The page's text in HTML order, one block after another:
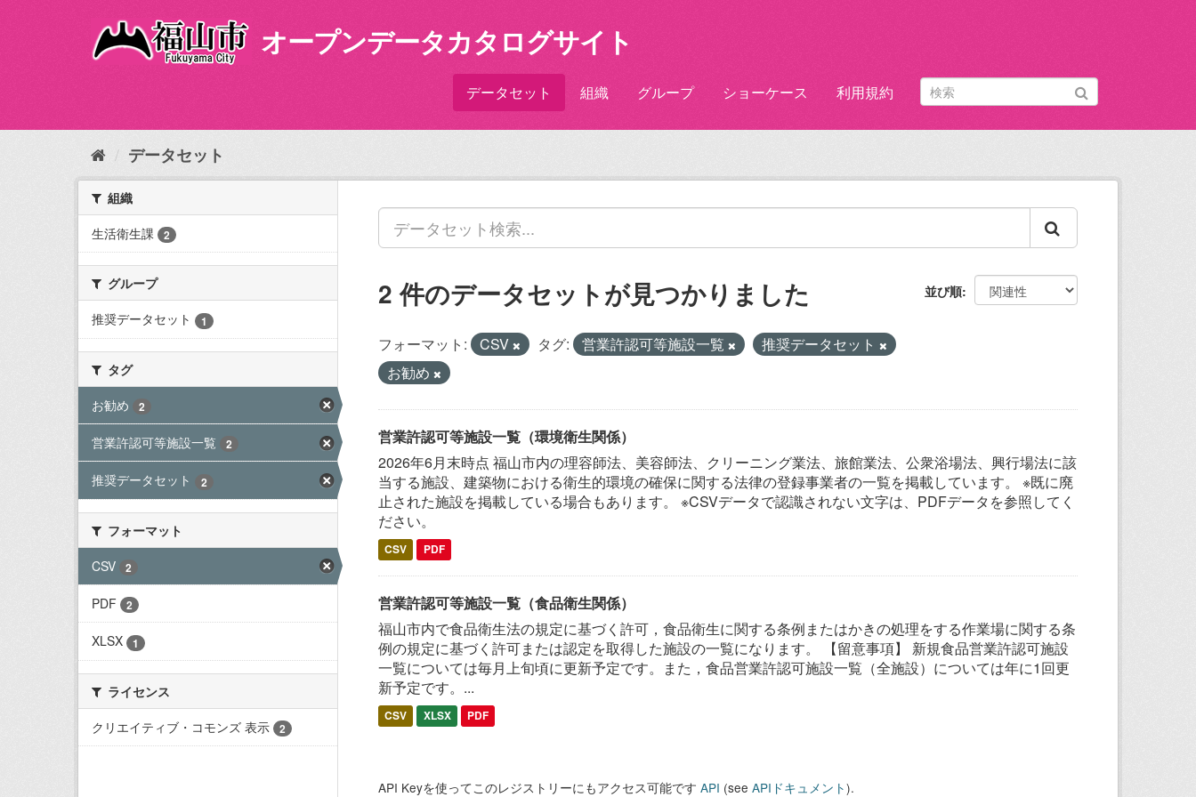
内
オープンデータカタログサイト
データセット 組織 グループ ショーケース 利用規約
データセット
組織
生活衛生課
2
グループ
推奨データセット
1
タグ
お勧め
2
営業許認可等施設一覧 2
推奨データセット 2
フォーマット
CSV
2
PDF 2
XLSX 1
ライセンス
クリエイティブ・コモンズ 表示
2
並び順
2 件のデータセットが見つかりました
フォーマット: CSV タグ: 営業許認可等施設一覧
推奨データセット
お勧め
営業許認可等施設一覧（環境衛生関係）
2026年6月末時点 福山市内の理容師法、美容師法、クリーニング業法、旅館業法、公衆浴場法、興行場法に該
当する施設、建築物における衛生的環境の確保に関する法律の登録事業者の一覧を掲載しています。 ※既に廃
止された施設を掲載している場合もあります。 ※CSVデータで認識されない文字は、PDFデータを参照してく
ださい。
CSV PDF
営業許認可等施設一覧（食品衛生関係）
福山市内で食品衛生法の規定に基づく許可，食品衛生に関する条例またはかきの処理をする作業場に関する条
例の規定に基づく許可または認定を取得した施設の一覧になります。 【留意事項】 新規食品営業許認可施設
一覧については毎月上旬頃に更新予定です。また，食品営業許認可施設一覧（全施設）については年に1回更
新予定です。...
CSV XLSX PDF
API Keyを使ってこのレジストリーにもアクセス可能です API (see APIドキュメント).